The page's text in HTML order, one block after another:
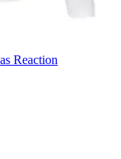
Reaction